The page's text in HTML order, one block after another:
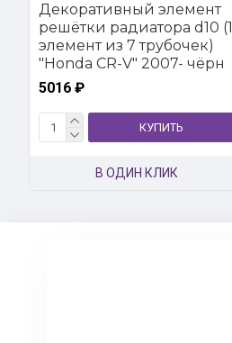
Декоративный элемент
решётки радиатора d10 (1
элемент из 7 трубочек)
"Honda CR-V" 2007- чёрн
5016 ₽
КУПИТЬ
В ОДИН КЛИК